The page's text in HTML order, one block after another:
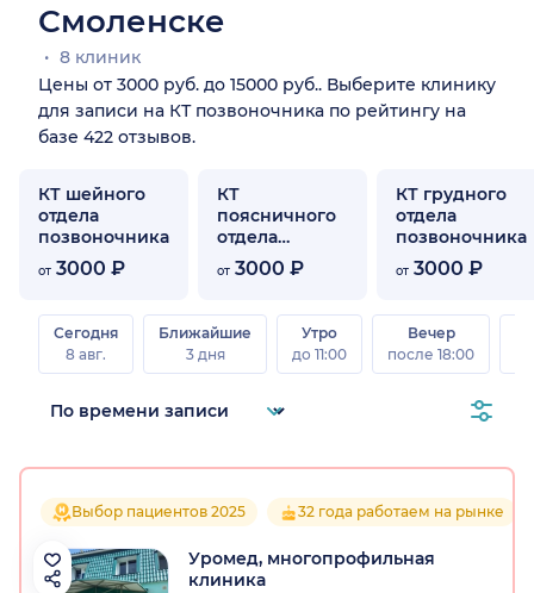
Смоленске
8 клиник
Цены от 3000 руб. до 15000 руб.. Выберите клинику
для записи на КТ позвоночника по рейтингу на
базе 422 отзывов.
КТ шейного
отдела
позвоночника
от 3000 ₽
КТ
поясничного
отдела
позвоночника
от 3000 ₽
КТ грудного
отдела
позвоночника
от 3000 ₽
Сегодня
8 авг.
Ближайшие
3 дня
Утро
до 11:00
Вечер
после 18:00
Выбор пациентов 2025 32 года работаем на рынке
Уромед, многопрофильная
клиника